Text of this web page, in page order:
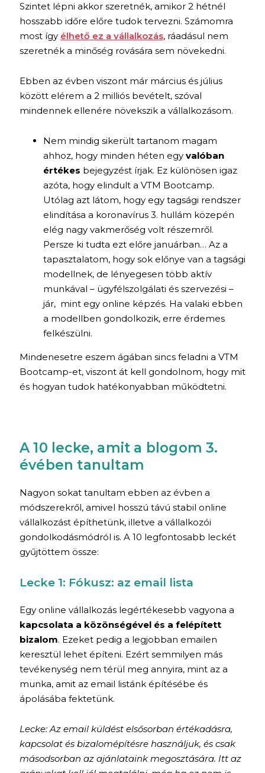
Szintet lépni akkor szeretnék, amikor 2 hétnél
hosszabb időre előre tudok tervezni. Számomra
most így élhető ez a vállalkozás, ráadásul nem
szeretnék a minőség rovására sem növekedni.
Ebben az évben viszont már március és július
között elérem a 2 milliós bevételt, szóval
mindennek ellenére növekszik a vállalkozásom.
Nem mindig sikerült tartanom magam
ahhoz, hogy minden héten egy valóban
értékes bejegyzést írjak. Ez különösen igaz
azóta, hogy elindult a VTM Bootcamp.
Utólag azt látom, hogy egy tagsági rendszer
elindítása a koronavírus 3. hullám közepén
elég nagy vakmerőség volt részemről.
Persze ki tudta ezt előre januárban… Az a
tapasztalatom, hogy sok előnye van a tagsági
modellnek, de lényegesen több aktív
munkával – ügyfélszolgálati és szervezési –
jár, mint egy online képzés. Ha valaki ebben
a modellben gondolkozik, erre érdemes
felkészülni.
Mindenesetre eszem ágában sincs feladni a VTM
Bootcamp-et, viszont át kell gondolnom, hogy mit
és hogyan tudok hatékonyabban működtetni.
A 10 lecke, amit a blogom 3.
évében tanultam
Nagyon sokat tanultam ebben az évben a
módszerekről, amivel hosszú távú stabil online
vállalkozást építhetünk, illetve a vállalkozói
gondolkodásmódról is. A 10 legfontosabb leckét
gyűjtöttem össze:
Lecke 1: Fókusz: az email lista
Egy online vállalkozás legértékesebb vagyona a
kapcsolata a közönségével és a felépített
bizalom. Ezeket pedig a legjobban emailen
keresztül lehet építeni. Ezért semmilyen más
tevékenység nem térül meg annyira, mint az a
munka, amit az email listánk építésébe és
ápolásába fektetünk.
Lecke: Az email küldést elsősorban értékadásra,
kapcsolat és bizalomépítésre használjuk, és csak
másodsorban az ajánlataink megosztására. Itt az